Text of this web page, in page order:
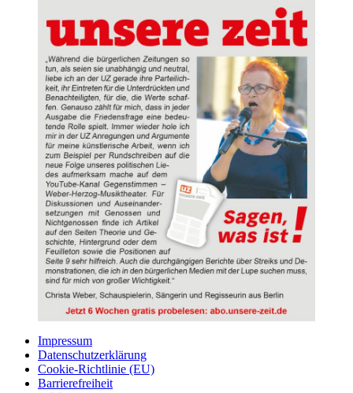
Impressum
Datenschutzerklärung
Cookie-Richtlinie (EU)
Barrierefreiheit